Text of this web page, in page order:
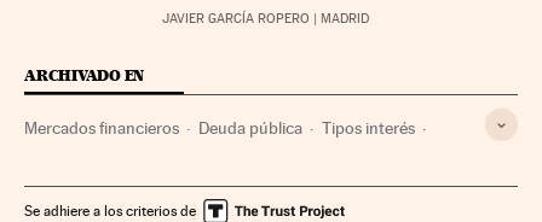
JAVIER GARCÍA ROPERO | MADRID
ARCHIVADO EN
Mercados financieros Deuda pública Tipos interés
Prima de riesgo Crisis deuda europea
Se adhiere a los criterios de